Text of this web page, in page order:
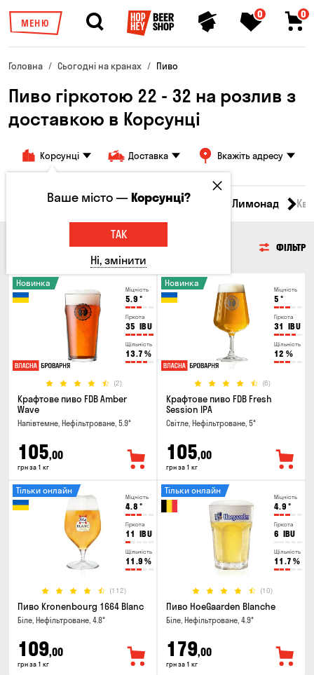
МЕНЮ
0 0
Головна Сьогодні на кранах Пиво
Пиво гіркотою 22 - 32 на розлив з
доставкою в Корсунці
Корсунці Доставка Вкажіть адресу
Всі товари Пиво Сидр Лимонад
ФІЛЬТР
Міцність
5.9 °
Гіркота
35 IBU
Щільність
13.7 %
(2)
Новинка
Крафтове пиво FDB Amber
Wave
Напівтемне, Нефільтроване, 5.9°
105,00
грн за 1 кг
Міцність
5 °
Гіркота
31 IBU
Щільність
12 %
(6)
Новинка
Крафтове пиво FDB Fresh
Session IPA
Світле, Нефільтроване, 5°
105,00
грн за 1 кг
Міцність
4.8 °
Гіркота
11 IBU
Щільність
11.9 %
(112)
Тільки онлайн
Пиво Kronenbourg 1664 Blanc
Біле, Нефільтроване, 4.8°
109,00
грн за 1 кг
Міцність
4.9 °
Гіркота
6 IBU
Щільність
11.7 %
(10)
Тільки онлайн
Пиво HoeGaarden Blanche
Біле, Нефільтроване, 4.9°
179,00
грн за 1 кг
Ваше місто —Корсунці?
ТАК
Ні, змінити